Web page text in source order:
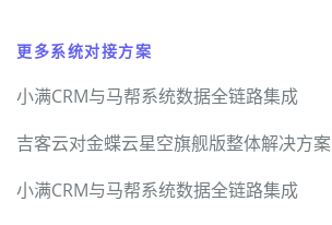
更多系统对接方案
小满CRM与马帮系统数据全链路集成
吉客云对金蝶云星空旗舰版整体解决方案
小满CRM与马帮系统数据全链路集成